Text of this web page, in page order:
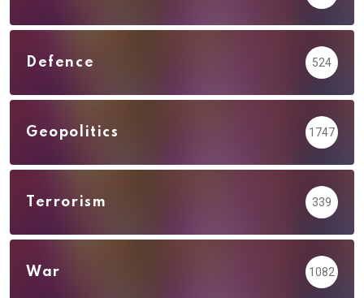
Defence 524
Geopolitics 1747
Terrorism 339
War 1082